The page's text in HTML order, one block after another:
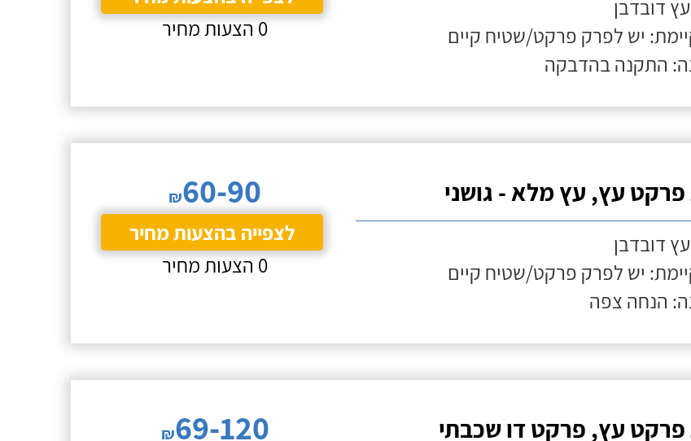
דובדבן
יש לפרק פרקט/שטיח קיים
התקנה בהדבקה
0 הצעות מחיר
עץ, עץ מלא - גושני
דובדבן
יש לפרק פרקט/שטיח קיים
הנחה צפה
₪60-90
לצפייה בהצעות מחיר
0 הצעות מחיר
עץ, פרקט דו שכבתי ₪69-120